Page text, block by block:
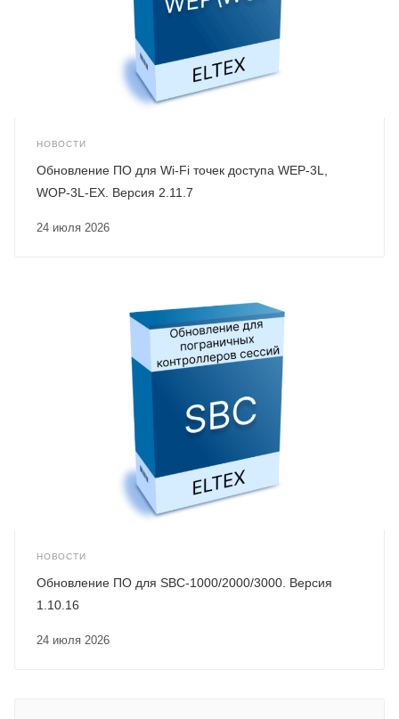
НОВОСТИ
24 июля 2026
Обновление ПО для Wi-Fi точек доступа WEP-3L,
WOP-3L-EX. Версия 2.11.7
НОВОСТИ
24 июля 2026
Обновление ПО для SBC-1000/2000/3000. Версия
1.10.16